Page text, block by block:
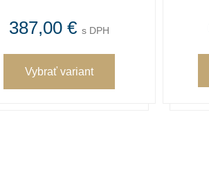
387,00 € s DPH
Vybrať variant